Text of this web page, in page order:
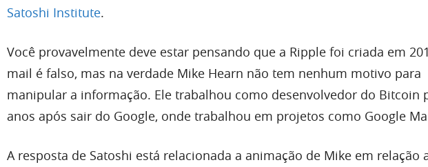
Satoshi Institute.
Você provavelmente deve estar pensando que a Ripple foi criada em
mail é falso, mas na verdade Mike Hearn não tem nenhum motivo para
manipular a informação. Ele trabalhou como desenvolvedor do Bitcoin
anos após sair do Google, onde trabalhou em projetos como Google
A resposta de Satoshi está relacionada a animação de Mike em relação